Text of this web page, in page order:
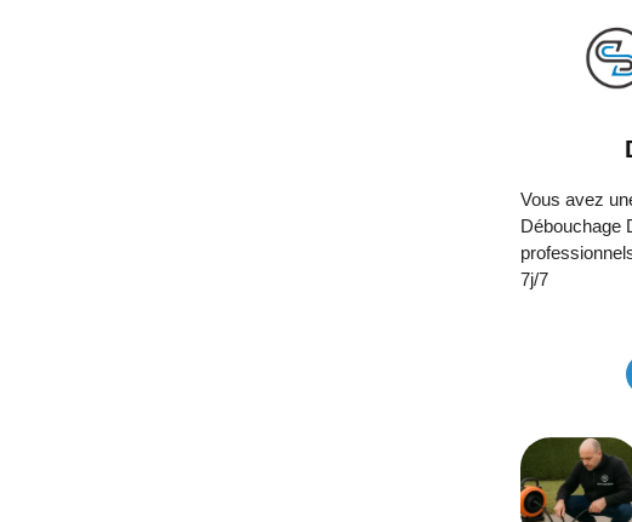
Vous avez
Débouchage
7j/7